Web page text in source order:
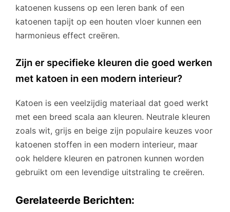
katoenen kussens op een leren bank of een
katoenen tapijt op een houten vloer kunnen een
harmonieus effect creëren.
Zijn er specifieke kleuren die goed werken
met katoen in een modern interieur?
Katoen is een veelzijdig materiaal dat goed werkt
met een breed scala aan kleuren. Neutrale kleuren
zoals wit, grijs en beige zijn populaire keuzes voor
katoenen stoffen in een modern interieur, maar
ook heldere kleuren en patronen kunnen worden
gebruikt om een levendige uitstraling te creëren.
Gerelateerde Berichten: